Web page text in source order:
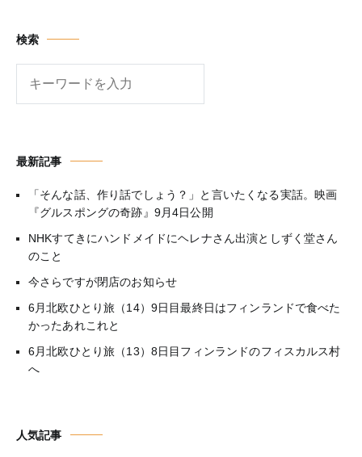
検索
最新記事
「そんな話、作り話でしょう？」と言いたくなる実話。映画
『グルスポングの奇跡』9月4日公開
NHKすてきにハンドメイドにヘレナさん出演としずく堂さん
のこと
今さらですが閉店のお知らせ
6月北欧ひとり旅（14）9日目最終日はフィンランドで食べた
かったあれこれと
6月北欧ひとり旅（13）8日目フィンランドのフィスカルス村
へ
人気記事